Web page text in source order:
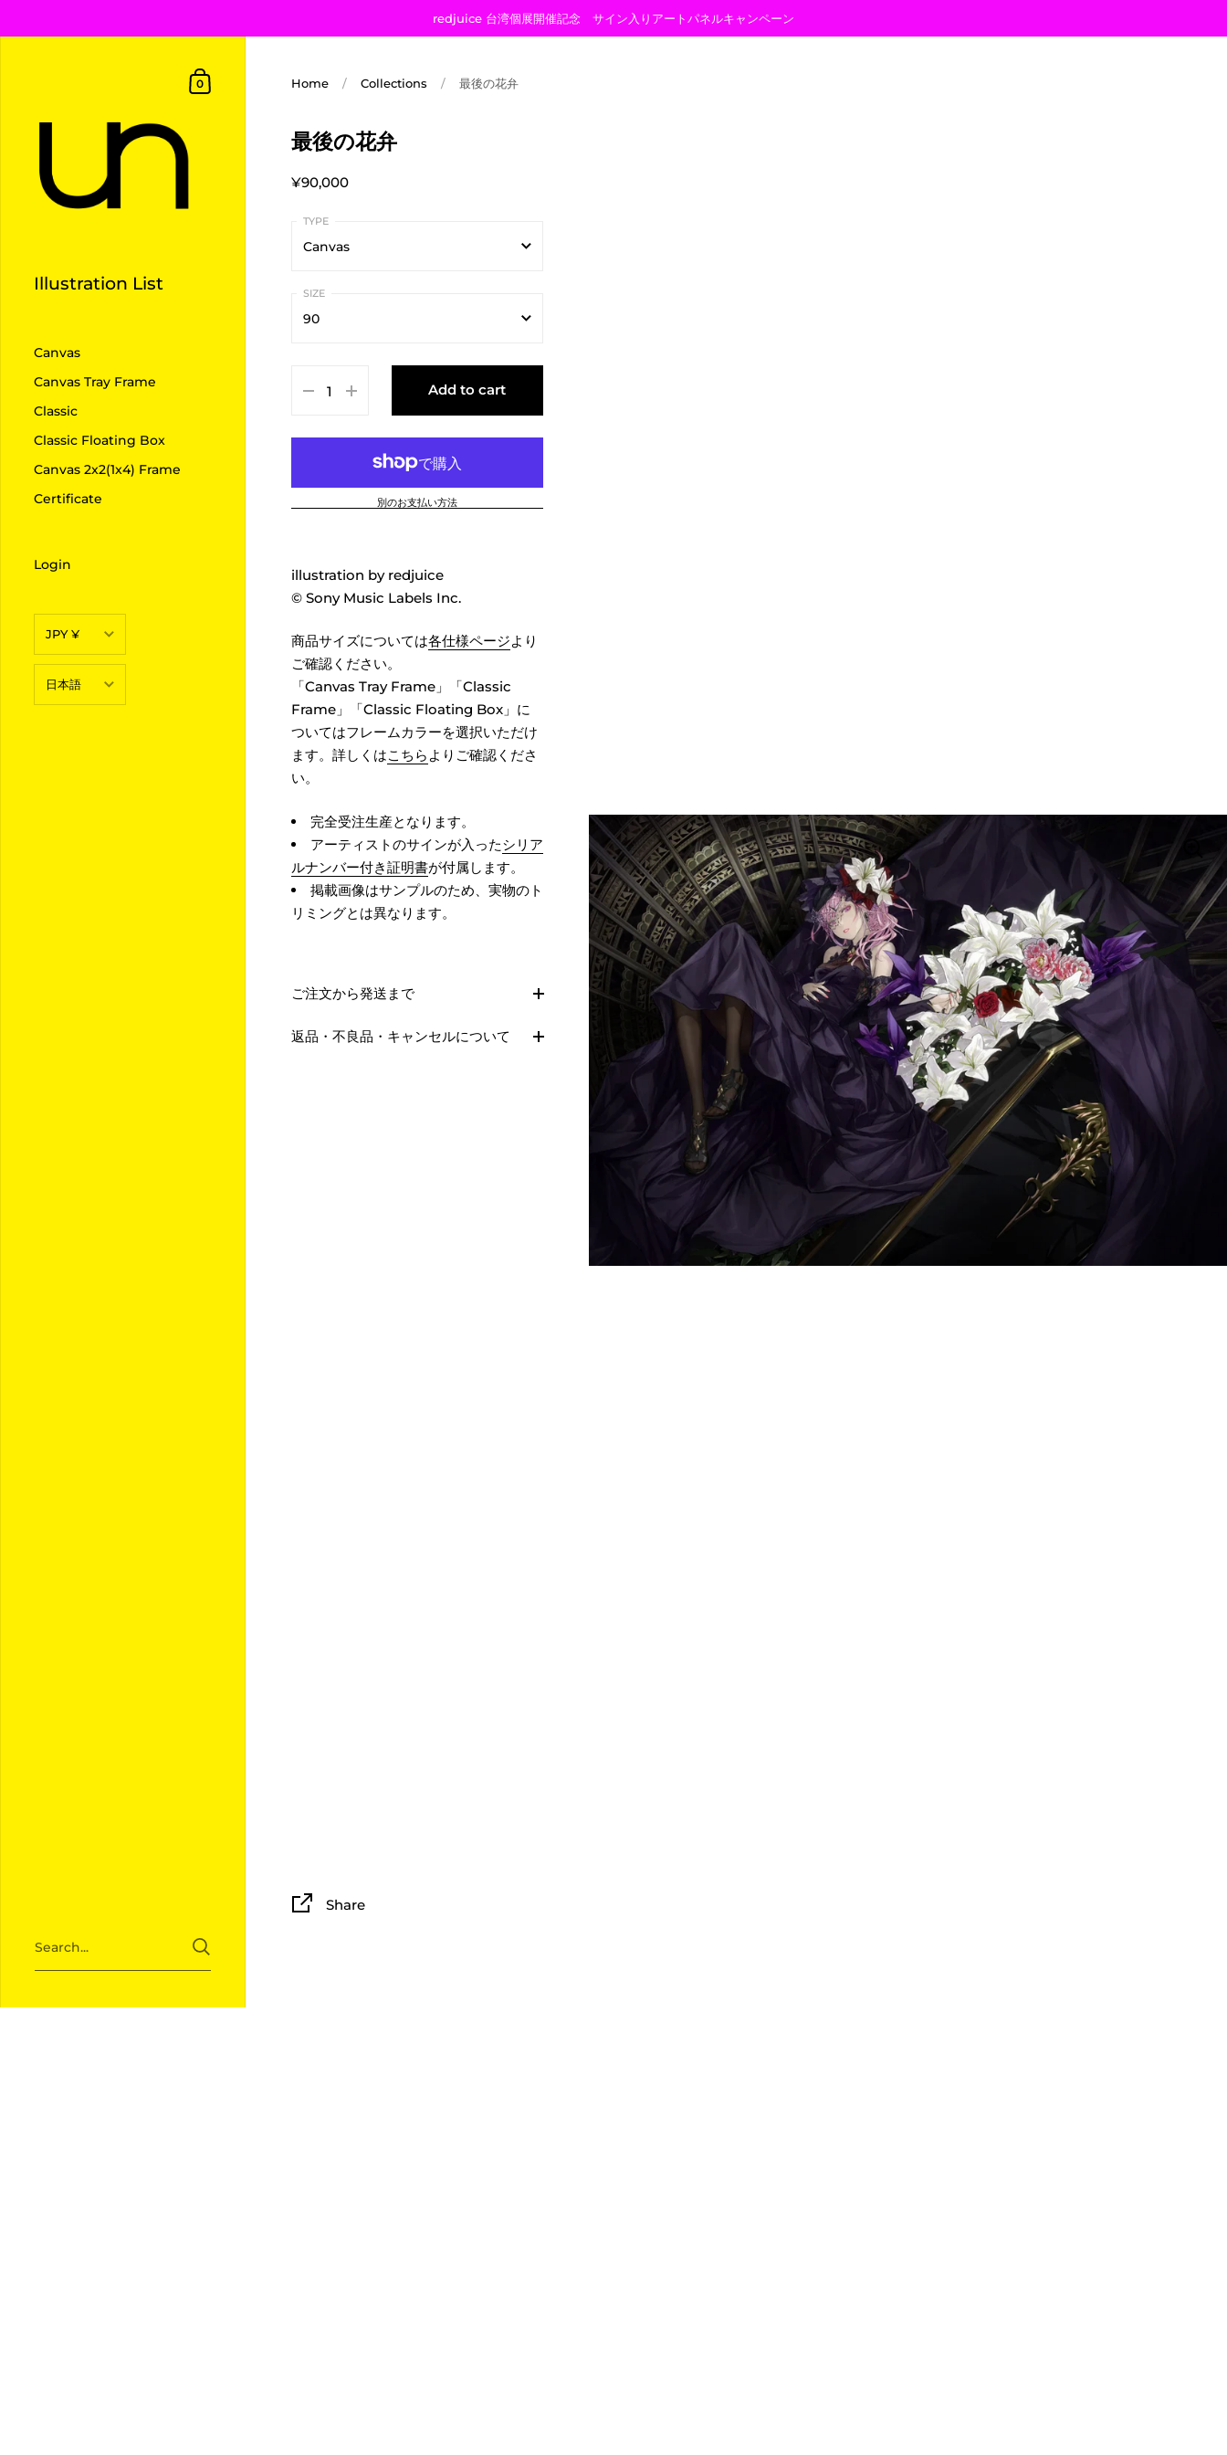
redjuice 台湾個展開催記念 サイン入りアートパネルキャンペーン
Illustration List
Canvas
Canvas Tray Frame
Classic
Classic Floating Box
Canvas 2x2(1x4) Frame
Certificate
Login
日本語
JPY ¥
TWD $
0 Home / Collections / 最後の花弁
最後の花弁
¥90,000
Canvas
Canvas
Canvas Tray Frame
Floating Box
90
B2
B4
Add to cart
別のお支払い方法
illustration by redjuice
© Sony Music Labels Inc.
商品サイズについては各仕様ページより
ご確認ください。
「Canvas Tray Frame」「Classic
Frame」「Classic Floating Box」に
ついてはフレームカラーを選択いただけ
ます。詳しくはこちら よりご確認くださ
い。
完全受注生産となります。
アーティストのサインが入ったシリア
ルナンバー付き証明書が付属します。
掲載画像はサンプルのため、実物のト
リミングとは異なります。
ご注文から発送まで
返品・不良品・キャンセルについて
Share